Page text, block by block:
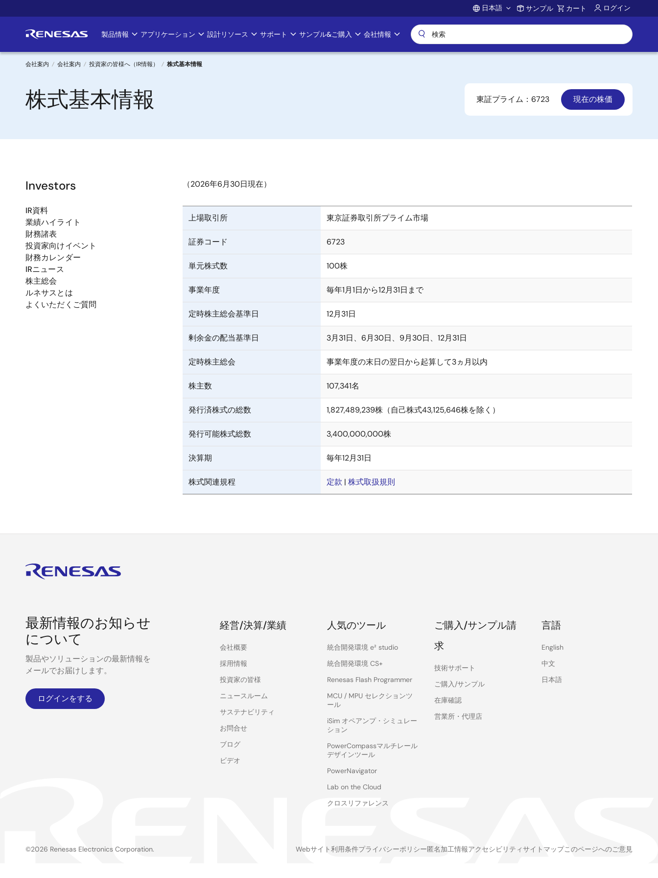
イ
ン
Account
日本語 サンプル カート ログイン
Main
navigation
製品情報 アプリケーション 設計リソース サポート サンプル&ご購入 会社情報
パ
ン
会社案内 会社案内 投資家の皆様へ（IR情報） 株式基本情報
株式基本情報 東証プライム：6723 現在の株価
（2026年6月30日現在）
上場取引所 東京証券取引所プライム市場
証券コード 6723
単元株式数 100株
事業年度 毎年1月1日から12月31日まで
定時株主総会基準日 12月31日
剰余金の配当基準日 3月31日、6月30日、9月30日、12月31日
定時株主総会 事業年度の末日の翌日から起算して3ヵ月以内
株主数 107,341名
発行済株式の総数 1,827,489,239株（自己株式43,125,646株を除く）
発行可能株式総数 3,400,000,000株
決算期 毎年12月31日
株式関連規程 定款 |株式取扱規則
Investors
IR資料
業績ハイライト
財務諸表
投資家向けイベント
財務カレンダー
IRニュース
株主総会
ルネサスとは
よくいただくご質問
最新情報のお知らせ
について
製品やソリューションの最新情報を
メールでお届けします。
ログインをする
経営/決算/業績
会社概要
採用情報
投資家の皆様
ニュースルーム
サステナビリティ
お問合せ
ブログ
ビデオ
人気のツール
統合開発環境 e² studio
統合開発環境 CS+
Renesas Flash Programmer
MCU / MPU セレクションツ
ール
iSim オペアンプ・シミュレー
ション
PowerCompassマルチレール
デザインツール
PowerNavigator
Lab on the Cloud
クロスリファレンス
ご購入/サンプル請
求
技術サポート
ご購入/サンプル
在庫確認
営業所・代理店
言語
English
中文
日本語
©2026 Renesas Electronics Corporation. Webサイト利用条件プライバシーポリシー匿名加工情報アクセシビリティサイトマップこのページへのご意見